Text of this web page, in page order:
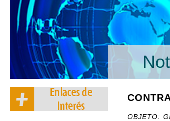
OBJETO: